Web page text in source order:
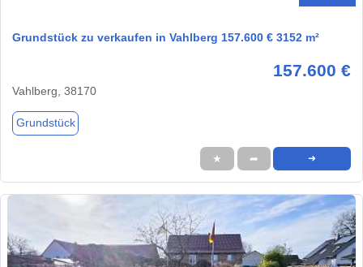
Grundstück zu verkaufen in Vahlberg 157.600 € 3152 m²
157.600 €
Vahlberg, 38170
Grundstück
★ ➦ ➜